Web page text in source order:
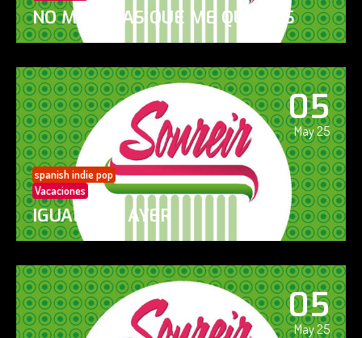
NO ME DIGAS QUE ME QUIERES
05
May 25
spanish indie pop
Vacaciones
IGUAL QUE AYER
05
May 25